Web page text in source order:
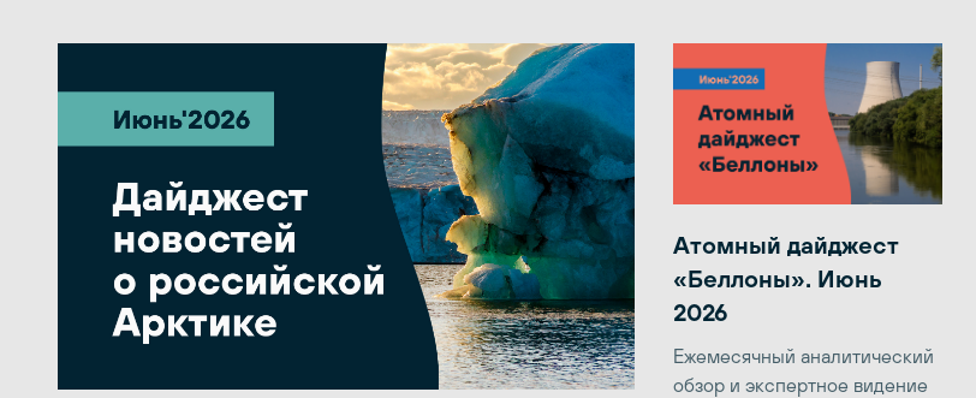
Атомный дайджест
«Беллоны». Июнь
2026
Ежемесячный аналитический
обзор и экспертное видение